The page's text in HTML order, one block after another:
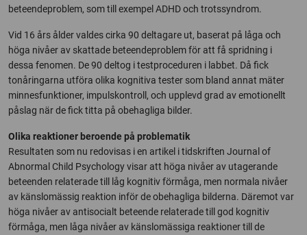
beteendeproblem, som till exempel ADHD och trotssyndrom.
Vid 16 års ålder valdes cirka 90 deltagare ut, baserat på låga och
höga nivåer av skattade beteendeproblem för att få spridning i
dessa fenomen. De 90 deltog i testproceduren i labbet. Då fick
tonåringarna utföra olika kognitiva tester som bland annat mäter
minnesfunktioner, impulskontroll, och upplevd grad av emotionellt
påslag när de fick titta på obehagliga bilder.
Olika reaktioner beroende på problematik
Resultaten som nu redovisas i en artikel i tidskriften Journal of
Abnormal Child Psychology visar att höga nivåer av utagerande
beteenden relaterade till låg kognitiv förmåga, men normala nivåer
av känslomässig reaktion inför de obehagliga bilderna. Däremot var
höga nivåer av antisocialt beteende relaterade till god kognitiv
förmåga, men låga nivåer av känslomässiga reaktioner till de